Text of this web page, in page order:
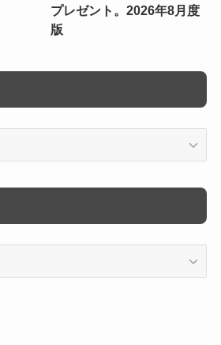
プレゼント。2026年8月度
版